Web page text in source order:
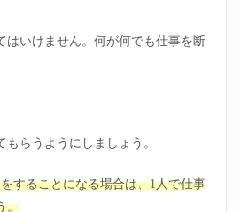
はいけません。何が何でも仕事を断
らうようにしましょう。
することになる場合は、1人で仕事
。